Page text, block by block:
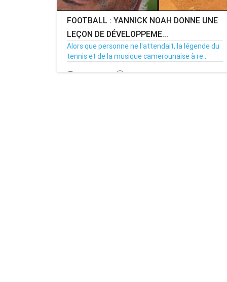
FOOTBALL : YANNICK NOAH DONNE UNE
LEÇON DE DÉVELOPPEME...
Alors que personne ne l'attendait, la légende du
tennis et de la musique camerounaise à re...
16/02/23 Par MenouActu 0